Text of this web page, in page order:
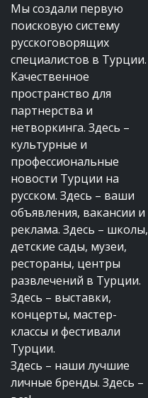
Мы создали первую
поисковую систему
русскоговорящих
специалистов в Турции.
Качественное
пространство для
партнерства и
нетворкинга. Здесь –
культурные и
профессиональные
новости Турции на
русском. Здесь – ваши
объявления, вакансии и
реклама. Здесь – школы,
детские сады, музеи,
рестораны, центры
развлечений в Турции.
Здесь – выставки,
концерты, мастер-
классы и фестивали
Турции.
Здесь – наши лучшие
личные бренды. Здесь –